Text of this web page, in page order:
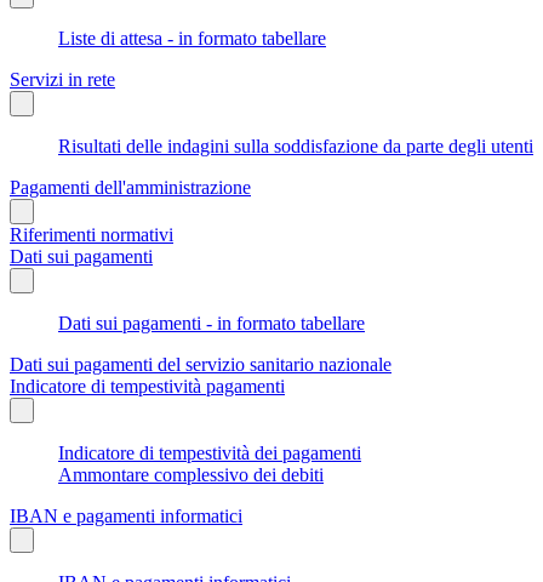
Liste di attesa - in formato tabellare
Servizi in rete
Risultati delle indagini sulla soddisfazione da parte degli utenti
Pagamenti dell'amministrazione
Riferimenti normativi
Dati sui pagamenti
Dati sui pagamenti - in formato tabellare
Dati sui pagamenti del servizio sanitario nazionale
Indicatore di tempestività pagamenti
Indicatore di tempestività dei pagamenti
Ammontare complessivo dei debiti
IBAN e pagamenti informatici